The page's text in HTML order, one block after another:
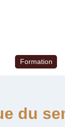
Formation
du